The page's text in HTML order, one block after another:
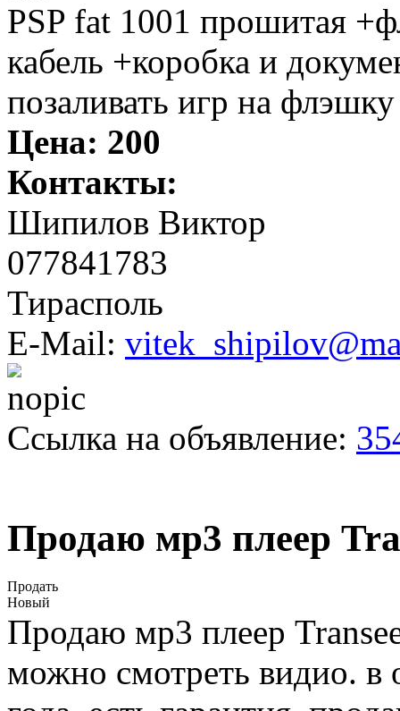
PSP fat 1001 прошитая
кабель +коробка и
позаливать игр на
Цена: 200
Контакты:
Шипилов Виктор
077841783
Тирасполь
E-Mail:
Ссылка на объявление:
Продаю мр3 плеер
Продать
Новый
Продаю мр3 плеер
можно смотреть видио. в